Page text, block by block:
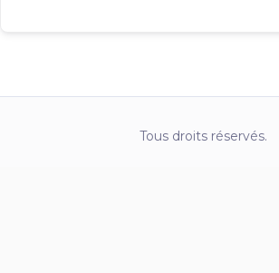
Tous droits réservés.